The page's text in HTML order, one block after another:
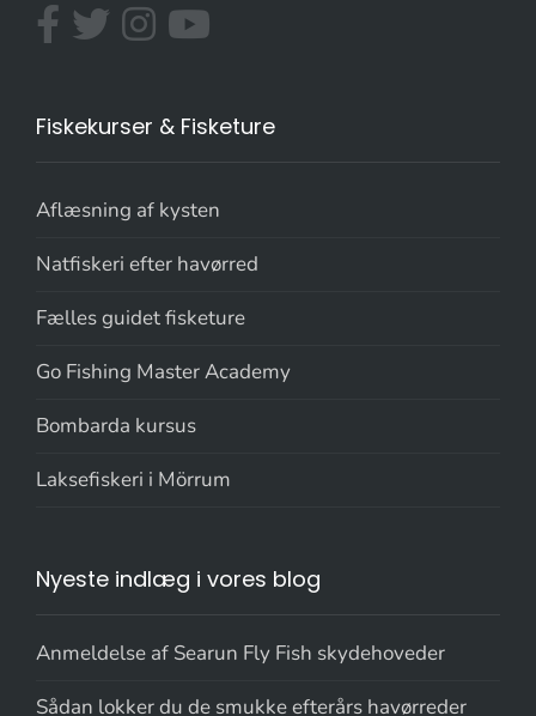
Fiskekurser & Fisketure
Aflæsning af kysten
Natfiskeri efter havørred
Fælles guidet fisketure
Go Fishing Master Academy
Bombarda kursus
Laksefiskeri i Mörrum
Nyeste indlæg i vores blog
Anmeldelse af Searun Fly Fish skydehoveder
Sådan lokker du de smukke efterårs havørreder